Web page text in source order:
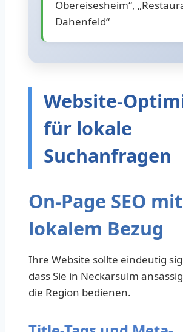
Obereisesheim“,
Dahenfeld“
Website-
für lokale
Suchanfragen
On-Page SEO mit
lokalem Bezug
Ihre Website sollte eindeutig
dass Sie in Neckarsulm
die Region bedienen.